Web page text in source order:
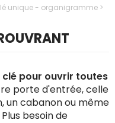
unique - organigramme
clé pour ouvrir toutes
porte d'entrée, celle
un cabanon ou même
besoin de